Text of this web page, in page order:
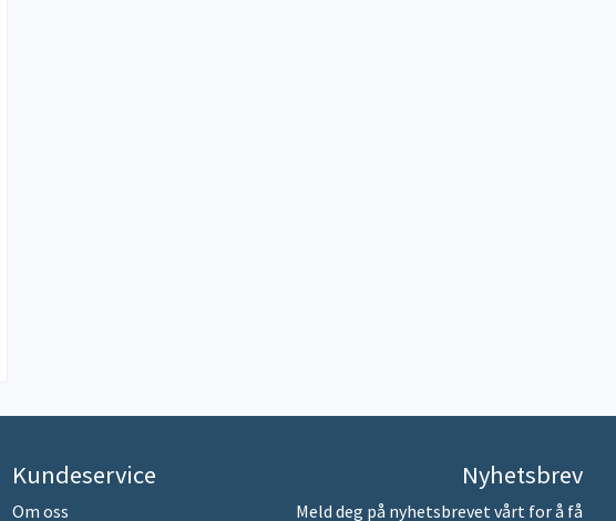
Kundeservice
Om oss
Nyhetsbrev
Meld deg på nyhetsbrevet vårt for å få